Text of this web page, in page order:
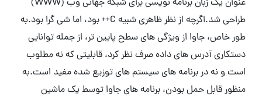
عنوان یک زبان برنامه نویسی برای شبکه جهانی وب (WWW)
طراحی شد.اگرچه از نظر ظاهری شبیه C++ بود، اما شی گرا بود.به
طور خاص، جاوا از ویژگی های سطح پایین تر، از جمله توانایی
دستکاری آدرس های داده صرف نظر کرد، قابلیتی که نه مطلوب
است و نه در برنامه های سیستم های توزیع شده مفید است.به
منظور قابل حمل بودن، برنامه های جاوا توسط یک ماشین